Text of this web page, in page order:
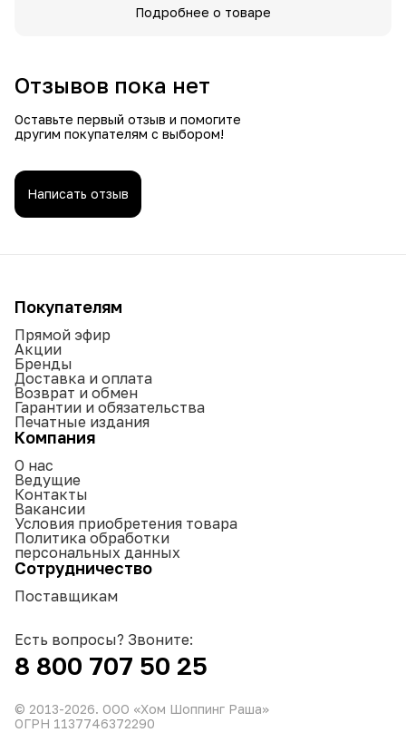
Подробнее о товаре
Отзывов пока нет
Оставьте первый отзыв и помогите
другим покупателям с выбором!
Написать отзыв
Покупателям
Прямой эфир
Акции
Бренды
Доставка и оплата
Возврат и обмен
Гарантии и обязательства
Печатные издания
Компания
О нас
Ведущие
Контакты
Вакансии
Условия приобретения товара
Политика обработки
персональных данных
Сотрудничество
Поставщикам
Есть вопросы? Звоните:
8 800 707 50 25
© 2013-2026. ООО «Хом Шоппинг Раша»
ОГРН 1137746372290